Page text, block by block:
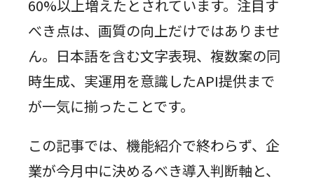
60%以上増えたとされています。注目す
べき点は、画質の向上だけではありませ
ん。日本語を含む文字表現、複数案の同
時生成、実運用を意識したAPI提供まで
が一気に揃ったことです。
この記事では、機能紹介で終わらず、企
業が今月中に決めるべき導入判断軸と、